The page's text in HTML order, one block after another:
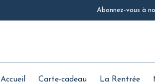
Abonnez-vous à
Accueil Carte-cadeau La Rentrée